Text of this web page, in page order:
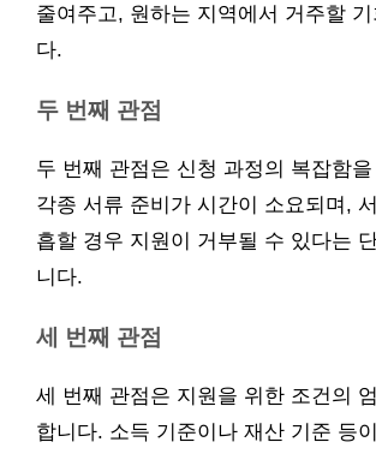
줄여주고, 원하는 지역에서 거주할
다.
두 번째 관점
두 번째 관점은 신청 과정의 복잡함
각종 서류 준비가 시간이 소요되며,
흡할 경우 지원이 거부될 수 있다는
니다.
세 번째 관점
세 번째 관점은 지원을 위한 조건의
합니다. 소득 기준이나 재산 기준 등